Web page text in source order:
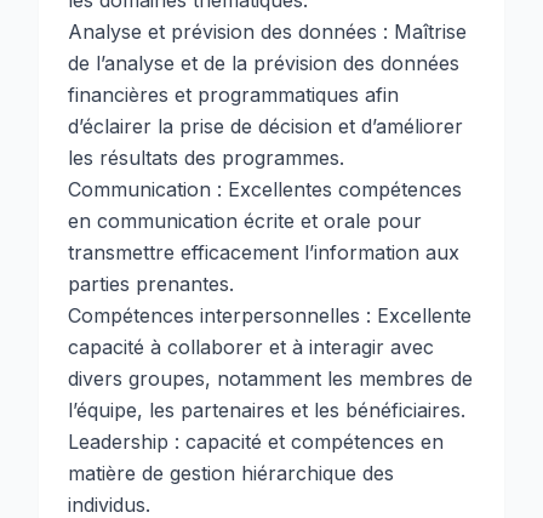
Analyse et prévision des données : Maîtrise
de l’analyse et de la prévision des données
financières et programmatiques afin
d’éclairer la prise de décision et d’améliorer
les résultats des programmes.
Communication : Excellentes compétences
en communication écrite et orale pour
transmettre efficacement l’information aux
parties prenantes.
Compétences interpersonnelles : Excellente
capacité à collaborer et à interagir avec
divers groupes, notamment les membres de
l’équipe, les partenaires et les bénéficiaires.
Leadership : capacité et compétences en
matière de gestion hiérarchique des
individus.